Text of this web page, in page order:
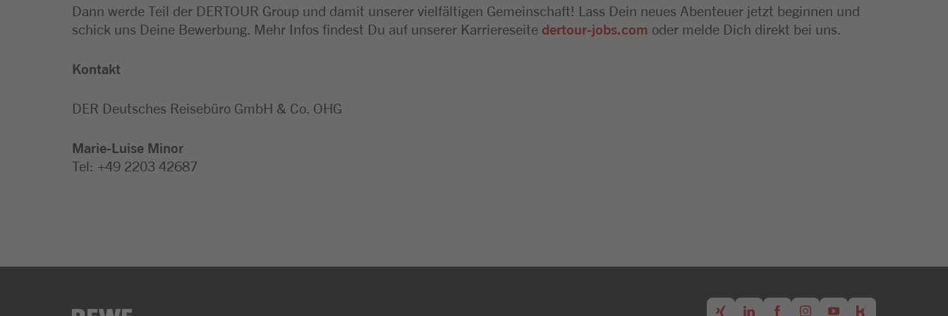
Dann werde Teil der DERTOUR Group und damit unserer vielfältigen Gemeinschaft! Lass Dein neues Abenteuer jetzt beginnen und
schick uns Deine Bewerbung. Mehr Infos findest Du auf unserer Karriereseite dertour-jobs.com oder melde Dich direkt bei uns.
Kontakt
DER Deutsches Reisebüro GmbH & Co. OHG
Marie-Luise Minor
Tel: +49 2203 42687